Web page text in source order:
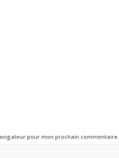
pour mon prochain commentaire.